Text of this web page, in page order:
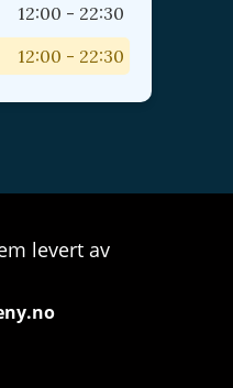
12:00 - 22:30
12:00 - 22:30
levert av